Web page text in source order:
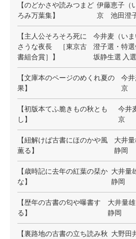
【のどかさや読みつまど
ろみ万葉集】
伊藤恵子（
京 池田澄
【主人公そろそろ死に
さうな夜長 ［東京古
書組合賞］】
今井麦（い
澄子選・特
坂静生選 入選
【文庫本のページのめくれ夏の
果】
今
京
【初版本てふ脆きもの秋とも
し】
今井
京
【紐解けば古書にほのかや風
薫る】
大井
静岡
【歳時記に去年の紅葉の栞か
な】
大井量
静岡
【歴年の古書の匂や曝書す
る】
大井量
静岡
【裏路地の古書の立ち読み秋 大野田